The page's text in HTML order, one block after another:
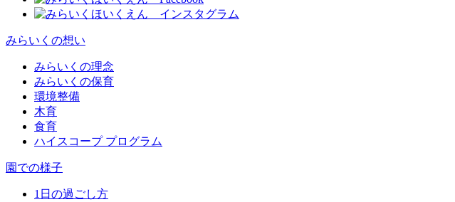
みらいくの想い
みらいくの理念
みらいくの保育
環境整備
木育
食育
ハイスコープ プログラム
園での様子
1日の過ごし方